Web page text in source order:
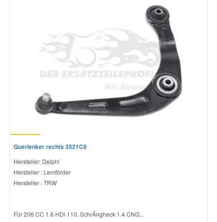
Querlenker rechts 3521C8
Hersteller: Delphi
Hersteller : Lemförder
Hersteller : TRW
Für 206 CC 1.6 HDi 110, SchrÃ¤gheck 1.4 CNG...